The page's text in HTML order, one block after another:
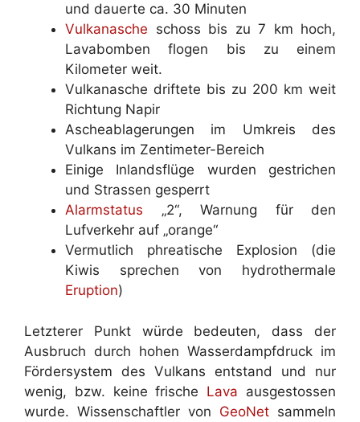
und dauerte ca. 30 Minuten
Vulkanasche schoss bis zu 7 km hoch,
Lavabomben flogen bis zu einem
Kilometer weit.
Vulkanasche driftete bis zu 200 km weit
Richtung Napir
Ascheablagerungen im Umkreis des
Vulkans im Zentimeter-Bereich
Einige Inlandsflüge wurden gestrichen
und Strassen gesperrt
Alarmstatus „2“, Warnung für den
Lufverkehr auf „orange“
Vermutlich phreatische Explosion (die
Kiwis sprechen von hydrothermale
Eruption)
Letzterer Punkt würde bedeuten, dass der
Ausbruch durch hohen Wasserdampfdruck im
Fördersystem des Vulkans entstand und nur
wenig, bzw. keine frische Lava ausgestossen
wurde. Wissenschaftler von GeoNet sammeln